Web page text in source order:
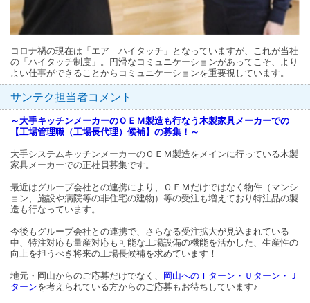
コロナ禍の現在は「エア ハイタッチ」となっていますが、これが当社
の「ハイタッチ制度」。円滑なコミュニケーションがあってこそ、より
よい仕事ができることからコミュニケーションを重要視しています。
サンテク担当者コメント
～大手キッチンメーカーのＯＥＭ製造も行なう木製家具メーカーでの
【工場管理職（工場長代理）候補】の募集！～
大手システムキッチンメーカーのＯＥＭ製造をメインに行っている木製
家具メーカーでの正社員募集です。
最近はグループ会社との連携により、ＯＥＭだけではなく物件（マンシ
ョン、施設や病院等の非住宅の建物）等の受注も増えており特注品の製
造も行なっています。
今後もグループ会社との連携で、さらなる受注拡大が見込まれている
中、特注対応も量産対応も可能な工場設備の機能を活かした、生産性の
向上を担うべき将来の工場長候補を求めています！
地元・岡山からのご応募だけでなく、
岡山へのＩターン・Ｕターン・Ｊ
ターンを考えられている方からのご応募もお待ちしています♪